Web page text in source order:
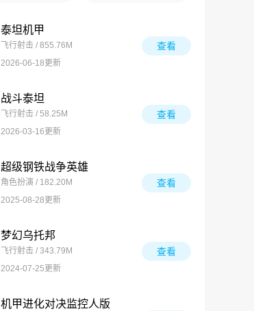
泰坦机甲
飞行射击 / 855.76M
2026-06-18更新
查看
战斗泰坦
飞行射击 / 58.25M
2026-03-16更新
查看
超级钢铁战争英雄
角色扮演 / 182.20M
2025-08-28更新
查看
梦幻乌托邦
飞行射击 / 343.79M
2024-07-25更新
查看
机甲进化对决监控人版